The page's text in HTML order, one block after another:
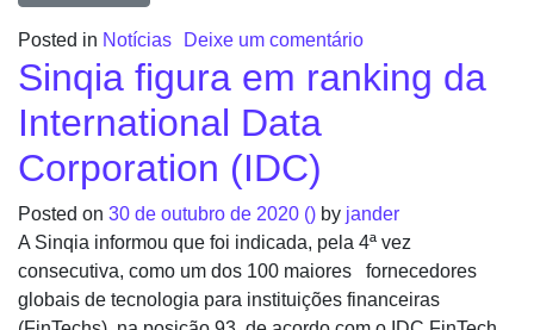
Posted in Notícias Deixe um comentário
Sinqia figura em ranking da
International Data
Corporation (IDC)
Posted on 30 de outubro de 2020 () by jander
A Sinqia informou que foi indicada, pela 4ª vez
consecutiva, como um dos 100 maiores fornecedores
globais de tecnologia para instituições financeiras